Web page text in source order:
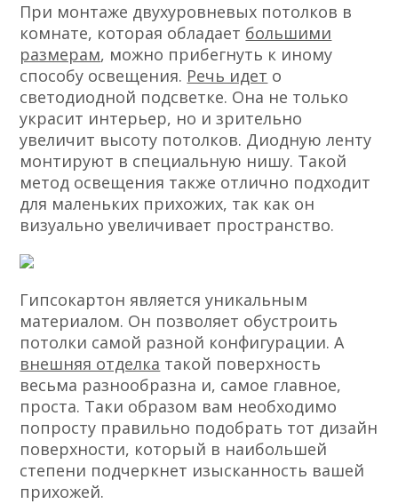
При монтаже двухуровневых потолков в
комнате, которая обладает большими
размерам, можно прибегнуть к иному
способу освещения. Речь идет о
светодиодной подсветке. Она не только
украсит интерьер, но и зрительно
увеличит высоту потолков. Диодную ленту
монтируют в специальную нишу. Такой
метод освещения также отлично подходит
для маленьких прихожих, так как он
визуально увеличивает пространство.
Гипсокартон является уникальным
материалом. Он позволяет обустроить
потолки самой разной конфигурации. А
внешняя отделка такой поверхность
весьма разнообразна и, самое главное,
проста. Таки образом вам необходимо
попросту правильно подобрать тот дизайн
поверхности, который в наибольшей
степени подчеркнет изысканность вашей
прихожей.